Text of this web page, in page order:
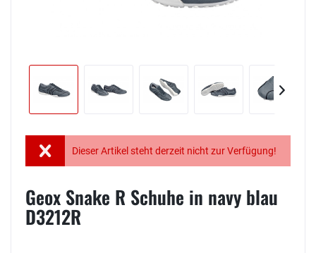
Dieser Artikel steht derzeit nicht zur Verfügung!
Geox Snake R Schuhe in navy blau
D3212R